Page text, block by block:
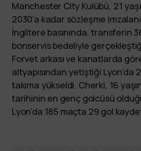
Manchester City Kulübü, 21
2030’a kadar sözleşme
İngiltere basınında, transferin
bonservis bedeliyle
Forvet arkası ve kanatlarda
altyapısından yetiştiği Lyon’da
takıma yükseldi. Cherki, 16
tarihinin en genç golcüsü
Lyon’da 185 maçta 29 gol